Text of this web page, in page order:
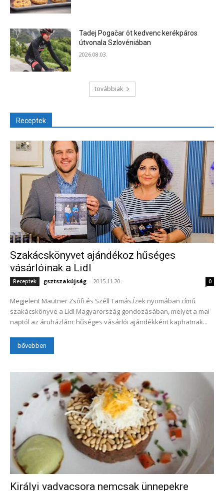
Tadej Pogačar öt kedvenc kerékpáros
útvonala Szlovéniában
2026.08.03.
továbbiak
Receptek
Szakácskönyvet ajándékoz hűséges
vásárlóinak a Lidl
Receptek gsztszakújság - 2015.11.20. 0
Megjelent Mautner Zsófi és Széll Tamás Ízek nyomában című
szakácskönyve a Lidl Magyarország gondozásában, melyet a mai
naptól az áruházlánc hűséges vásárlói ajándékként kaphatnak...
bővebben
Királyi vadvacsora nemcsak ünnepekre